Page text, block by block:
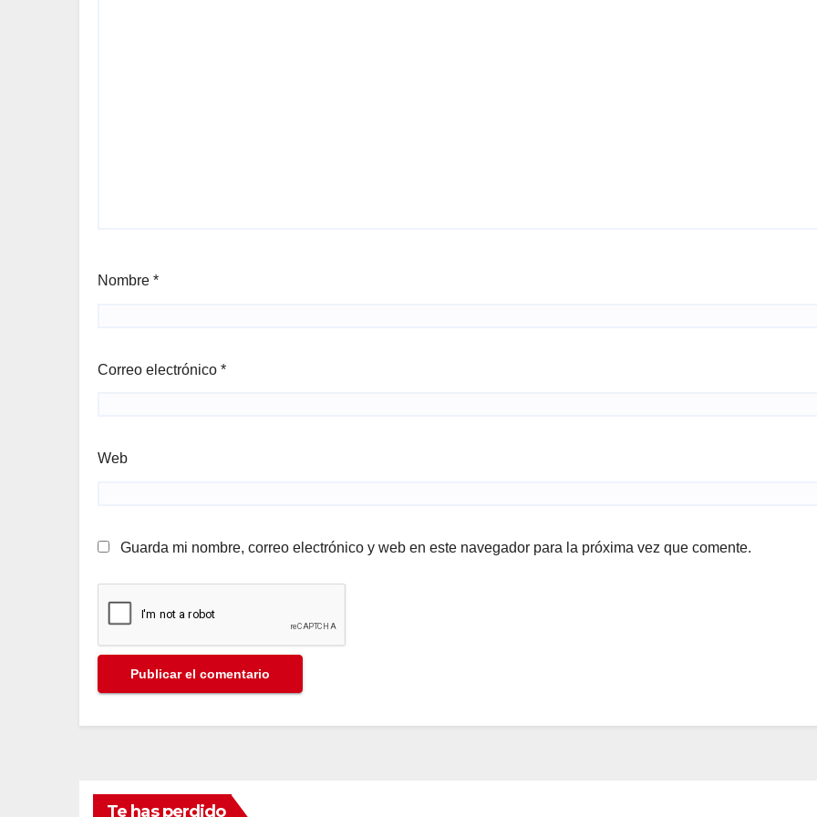
Nombre *
Correo electrónico *
Web
Guarda mi nombre, correo electrónico y web en este navegador para la próxima vez que comente.
Te has perdido